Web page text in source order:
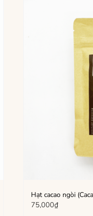
Hạt cacao ngòi
75,000₫